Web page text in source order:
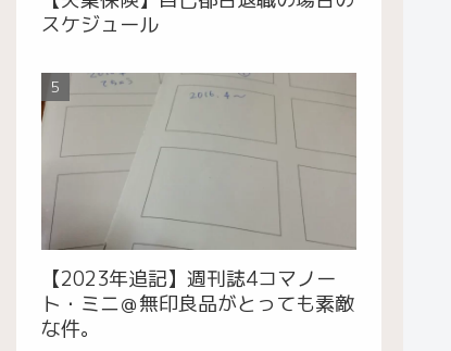
スケジュール
【2023年追記】週刊誌4コマノー
ト・ミニ＠無印良品がとっても素敵
な件。